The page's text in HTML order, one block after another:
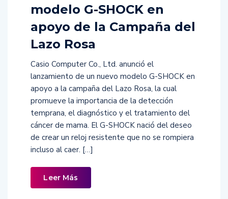
modelo G-SHOCK en
apoyo de la Campaña del
Lazo Rosa
Casio Computer Co., Ltd. anunció el
lanzamiento de un nuevo modelo G-SHOCK en
apoyo a la campaña del Lazo Rosa, la cual
promueve la importancia de la detección
temprana, el diagnóstico y el tratamiento del
cáncer de mama. El G-SHOCK nació del deseo
de crear un reloj resistente que no se rompiera
incluso al caer. […]
Leer Más